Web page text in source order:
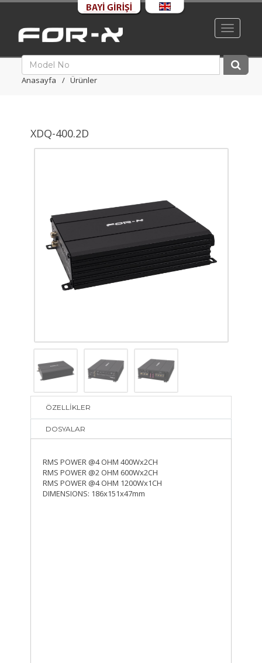
Toggle
Anasayfa Ürünler
XDQ-400.2D
ÖZELLİKLER
DOSYALAR
RMS POWER @4 OHM 400Wx2CH
RMS POWER @2 OHM 600Wx2CH
RMS POWER @4 OHM 1200Wx1CH
DIMENSIONS: 186x151x47mm